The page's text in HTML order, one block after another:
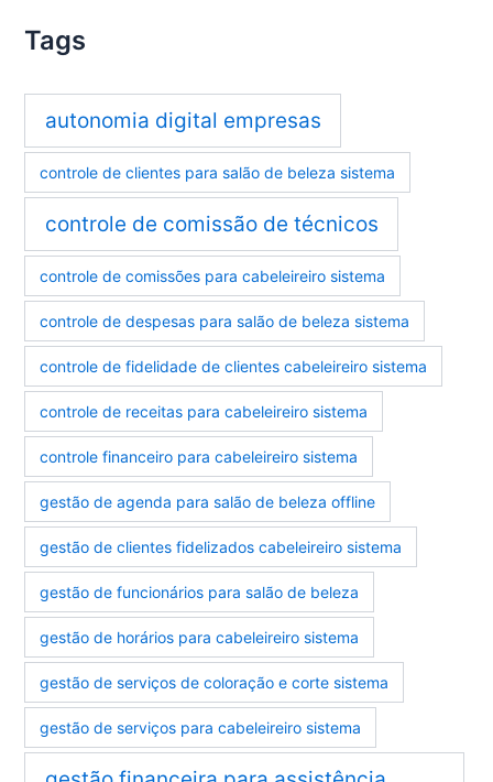
Tags
autonomia digital empresas
controle de clientes para salão de beleza sistema
controle de comissão de técnicos
controle de comissões para cabeleireiro sistema
controle de despesas para salão de beleza sistema
controle de fidelidade de clientes cabeleireiro sistema
controle de receitas para cabeleireiro sistema
controle financeiro para cabeleireiro sistema
gestão de agenda para salão de beleza offline
gestão de clientes fidelizados cabeleireiro sistema
gestão de funcionários para salão de beleza
gestão de horários para cabeleireiro sistema
gestão de serviços de coloração e corte sistema
gestão de serviços para cabeleireiro sistema